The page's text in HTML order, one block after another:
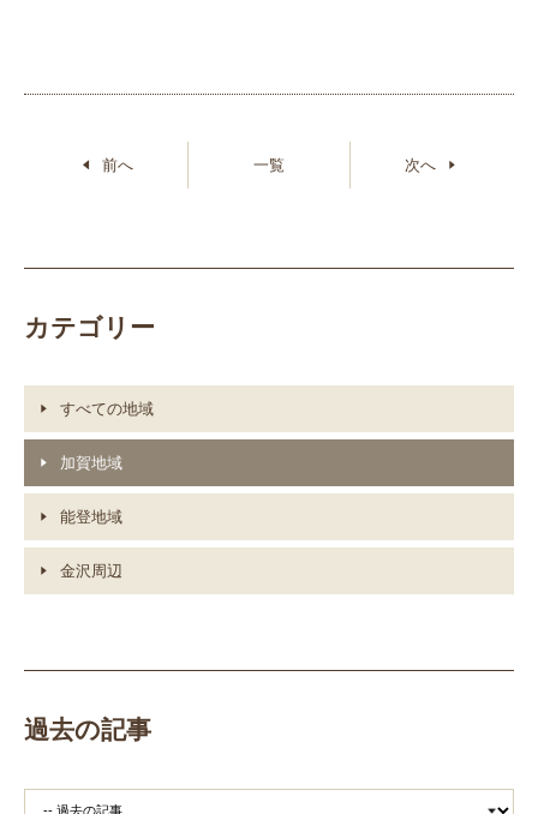
前へ 一覧 次へ
カテゴリー
すべての地域
加賀地域
能登地域
金沢周辺
過去の記事